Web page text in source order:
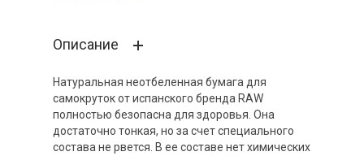
Описание
Натуральная неотбеленная бумага для
самокруток от испанского бренда RAW
полностью безопасна для здоровья. Она
достаточно тонкая, но за счет специального
состава не рвется. В ее составе нет химических